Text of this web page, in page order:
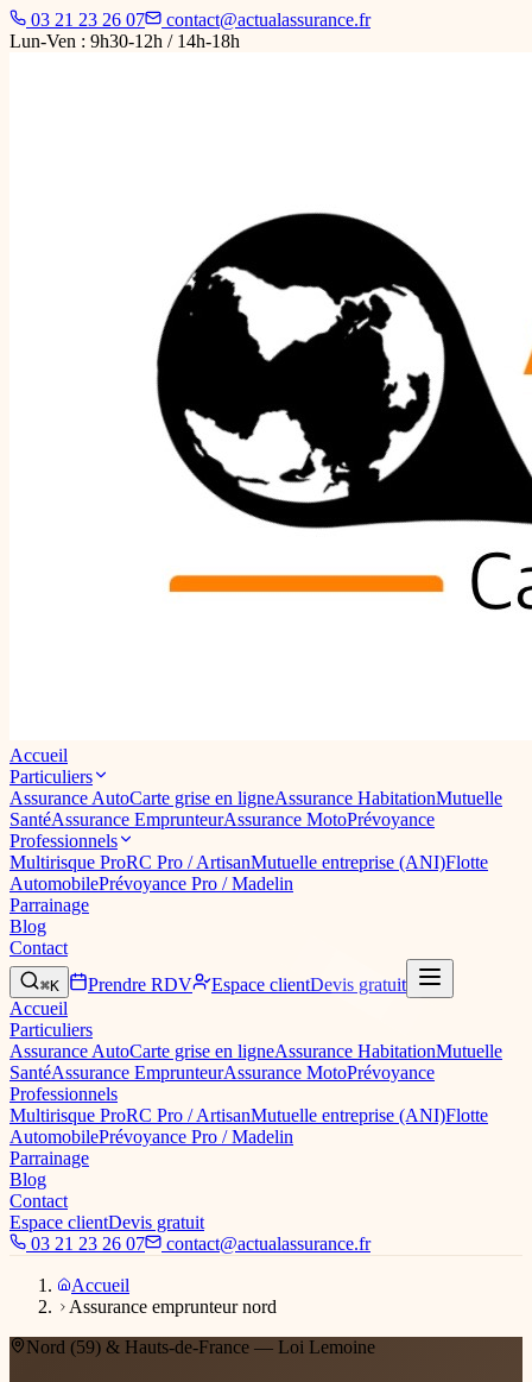
03 21 23 26 07
contact@actualassurance.fr
Lun-Ven : 9h30-12h / 14h-18h
Accueil
Particuliers
Assurance AutoCarte grise en ligneAssurance HabitationMutuelle
SantéAssurance EmprunteurAssurance MotoPrévoyance
Professionnels
Multirisque ProRC Pro / ArtisanMutuelle entreprise (ANI)Flotte
AutomobilePrévoyance Pro / Madelin
Parrainage
Blog
Contact
⌘K Prendre RDV Espace clientDevis gratuit
Accueil
Particuliers
Assurance AutoCarte grise en ligneAssurance HabitationMutuelle
SantéAssurance EmprunteurAssurance MotoPrévoyance
Professionnels
Multirisque ProRC Pro / ArtisanMutuelle entreprise (ANI)Flotte
AutomobilePrévoyance Pro / Madelin
Parrainage
Blog
Contact
Espace clientDevis gratuit
03 21 23 26 07
contact@actualassurance.fr
Accueil
Assurance emprunteur nord
Nord (59) & Hauts-de-France — Loi Lemoine